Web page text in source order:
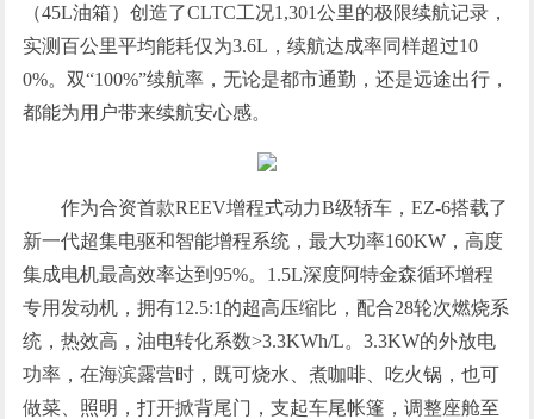
（45L油箱）创造了CLTC工况1,301公里的极限续航记录，
实测百公里平均能耗仅为3.6L，续航达成率同样超过10
0%。双“100%”续航率，无论是都市通勤，还是远途出行，
都能为用户带来续航安心感。
作为合资首款REEV增程式动力B级轿车，EZ-6搭载了
新一代超集电驱和智能增程系统，最大功率160KW，高度
集成电机最高效率达到95%。1.5L深度阿特金森循环增程
专用发动机，拥有12.5:1的超高压缩比，配合28轮次燃烧系
统，热效高，油电转化系数>3.3KWh/L。3.3KW的外放电
功率，在海滨露营时，既可烧水、煮咖啡、吃火锅，也可
做菜、照明，打开掀背尾门，支起车尾帐篷，调整座舱至